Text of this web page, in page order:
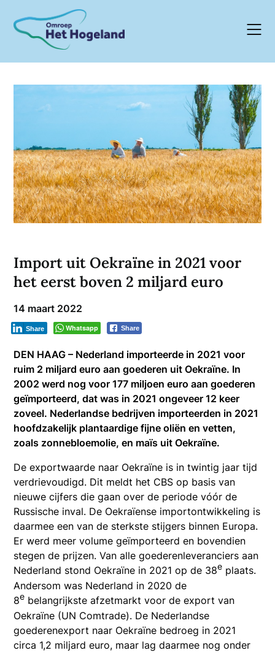
content
Import uit Oekraïne in 2021 voor
het eerst boven 2 miljard euro
14 maart 2022
Whatsapp Share
Share
DEN HAAG – Nederland importeerde in 2021 voor
ruim 2 miljard euro aan goederen uit Oekraïne. In
2002 werd nog voor 177 miljoen euro aan goederen
geïmporteerd, dat was in 2021 ongeveer 12 keer
zoveel. Nederlandse bedrijven importeerden in 2021
hoofdzakelijk plantaardige fijne oliën en vetten,
zoals zonnebloemolie, en maïs uit Oekraïne.
De exportwaarde naar Oekraïne is in twintig jaar tijd
verdrievoudigd. Dit meldt het CBS op basis van
nieuwe cijfers die gaan over de periode vóór de
Russische inval. De Oekraïense importontwikkeling is
daarmee een van de sterkste stijgers binnen Europa.
Er werd meer volume geïmporteerd en bovendien
stegen de prijzen. Van alle goederenleveranciers aan
Nederland stond Oekraïne in 2021 op de 38e plaats.
Andersom was Nederland in 2020 de
8e belangrijkste afzetmarkt voor de export van
Oekraïne (UN Comtrade). De Nederlandse
goederenexport naar Oekraïne bedroeg in 2021
circa 1,2 miljard euro, maar lag daarmee nog onder